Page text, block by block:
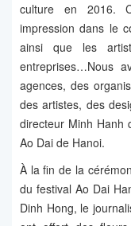
culture en 2016.
impression dans le
ainsi que les
entreprises…Nous
agences, des
des artistes, des
directeur Minh Hanh
Ao Dai de Hanoi.
À la fin de la
du festival Ao Dai
Dinh Hong, le